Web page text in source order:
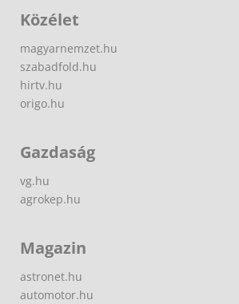
Közélet
magyarnemzet.hu
szabadfold.hu
hirtv.hu
origo.hu
Gazdaság
vg.hu
agrokep.hu
Magazin
astronet.hu
automotor.hu